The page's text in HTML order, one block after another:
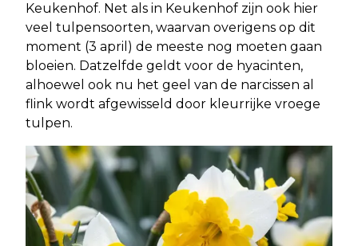
Keukenhof. Net als in Keukenhof zijn ook hier
veel tulpensoorten, waarvan overigens op dit
moment (3 april) de meeste nog moeten gaan
bloeien. Datzelfde geldt voor de hyacinten,
alhoewel ook nu het geel van de narcissen al
flink wordt afgewisseld door kleurrijke vroege
tulpen.